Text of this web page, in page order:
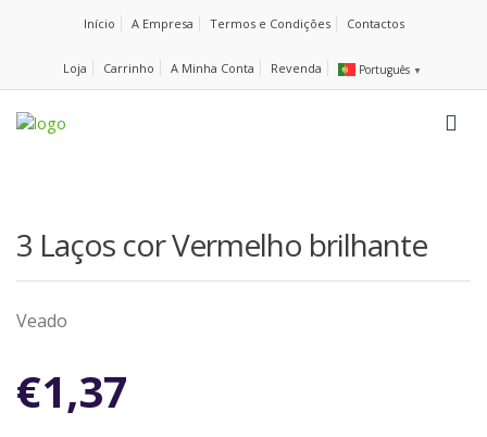
Início A Empresa Termos e Condições Contactos
Loja Carrinho A Minha Conta Revenda Português ▼
3 Laços cor Vermelho brilhante
Veado
€1,37